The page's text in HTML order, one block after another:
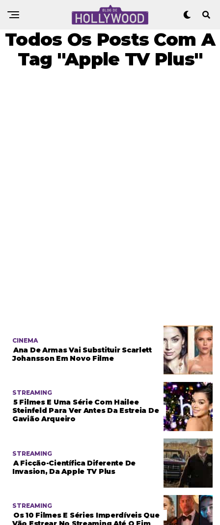
Todos Os Posts Com A
Tag "Apple TV Plus"
CINEMA
Ana De Armas Vai Substituir Scarlett
Johansson Em Novo Filme
STREAMING
5 Filmes E Uma Série Com Hailee
Steinfeld Para Ver Antes Da Estreia De
Gavião Arqueiro
STREAMING
A Ficção-Científica Diferente De
Invasion, Da Apple TV Plus
STREAMING
Os 10 Filmes E Séries Imperdíveis Que